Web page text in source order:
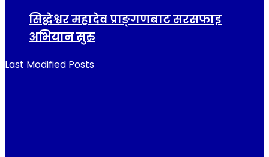
सिद्धेश्वर महादेव प्राङ्गणबाट सरसफाइ
अभियान सुरु
Last Modified Posts